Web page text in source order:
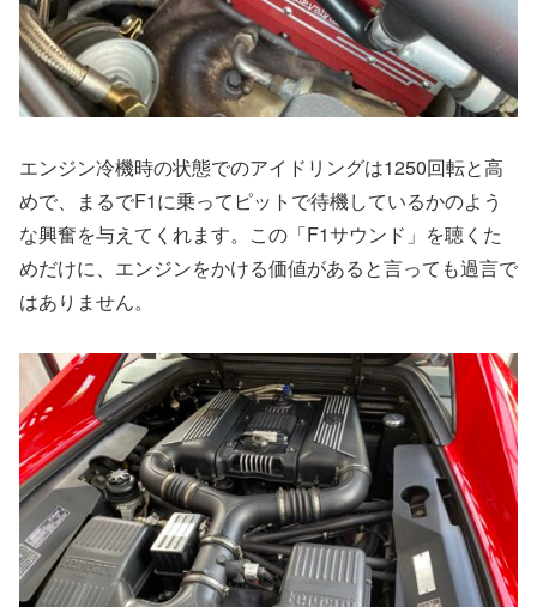
エンジン冷機時の状態でのアイドリングは1250回転と高
めで、まるでF1に乗ってピットで待機しているかのよう
な興奮を与えてくれます。この「F1サウンド」を聴くた
めだけに、エンジンをかける価値があると言っても過言で
はありません。